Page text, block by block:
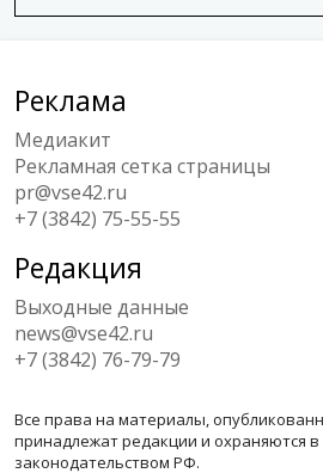
Реклама
Медиакит
Рекламная сетка страницы
pr@vse42.ru
+7 (3842) 75-55-55
Редакция
Выходные данные
news@vse42.ru
+7 (3842) 76-79-79
Все права на материалы,
принадлежат редакции и охраняются в
законодательством РФ.